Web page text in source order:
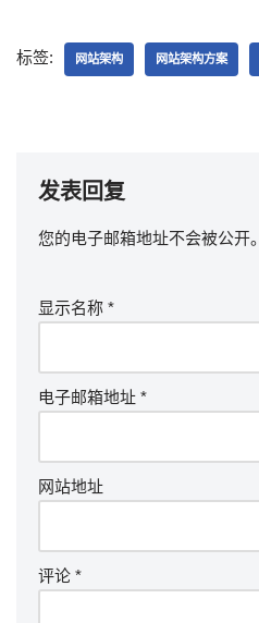
标签: 网站架构 网站架构方案
发表回复
您的电子邮箱地址不会被公开。
显示名称 *
电子邮箱地址 *
网站地址
评论 *